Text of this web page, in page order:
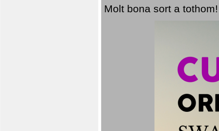
Molt bona sort a tothom!